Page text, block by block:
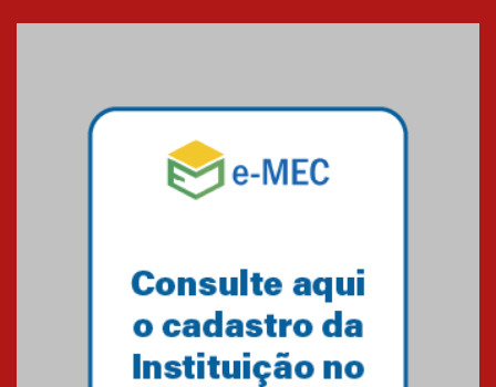
Mackenzie mobiliza campanha
solidária para apoiar famílias em
Minas Gerais
Primeiro culto do ano ressalta o
27.02.2026